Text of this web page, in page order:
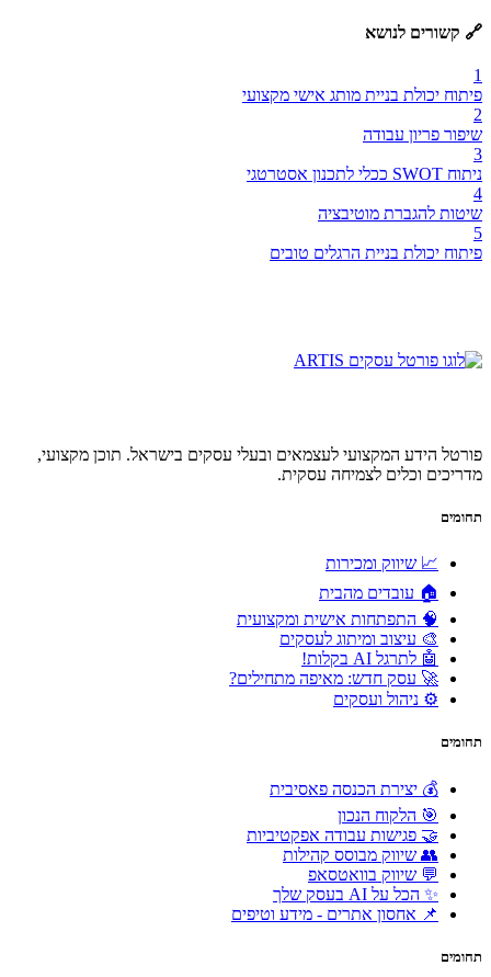
🔗 קשורים לנושא
1
פיתוח יכולת בניית מותג אישי מקצועי
2
שיפור פריון עבודה
3
ניתוח SWOT ככלי לתכנון אסטרטגי
4
שיטות להגברת מוטיבציה
5
פיתוח יכולת בניית הרגלים טובים
פורטל הידע המקצועי לעצמאים ובעלי עסקים בישראל. תוכן מקצועי,
מדריכים וכלים לצמיחה עסקית.
תחומים
📈 שיווק ומכירות
🏠 עובדים מהבית
🧠 התפתחות אישית ומקצועית
🎨 עיצוב ומיתוג לעסקים
🤖 לתרגל AI בקלות!
🚀 עסק חדש: מאיפה מתחילים?
⚙️ ניהול ועסקים
תחומים
💰 יצירת הכנסה פאסיבית
🎯 הלקוח הנכון
🤝 פגישות עבודה אפקטיביות
👥 שיווק מבוסס קהילות
💬 שיווק בוואטסאפ
✨ הכל על AI בעסק שלך
📌 אחסון אתרים - מידע וטיפים
תחומים